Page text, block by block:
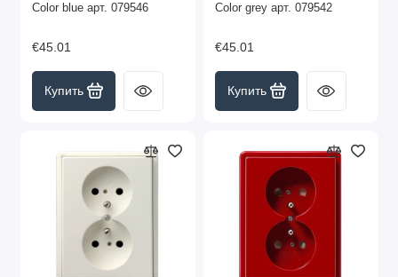
Color blue арт. 079546
€45.01
Купить
Color grey арт. 079542
€45.01
Купить